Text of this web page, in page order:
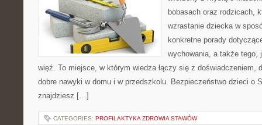
bobasach oraz rodzicach,
wzrastanie dziecka w
konkretne porady
wychowania, a także tego,
więź. To miejsce, w którym wiedza łączy się z doświadczeniem,
dobre nawyki w domu i w przedszkolu. Bezpieczeństwo dzieci o
znajdziesz […]
CATEGORIES: PROFILAKTYKA ZDROWIA STAWÓW